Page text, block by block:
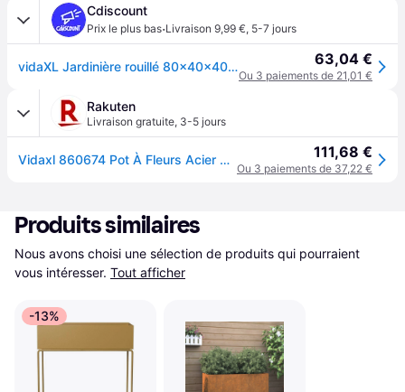
Cdiscount
Prix le plus bas·Livraison 9,99 €, 5-7 jours
vidaXL Jardinière rouillé 80x40x40 cm acier inoxydable pot de fleurs support de plantes lit surélevé support de 860674 - Marron 63,04 €
Ou 3 paiements de 21,01 €
Rakuten
Livraison gratuite, 3-5 jours
Vidaxl 860674 Pot À Fleurs Acier Couleur Rouille 111,68 €
Ou 3 paiements de 37,22 €
Produits similaires
Nous avons choisi une sélection de produits qui pourraient
vous intéresser. Tout afficher
-13%